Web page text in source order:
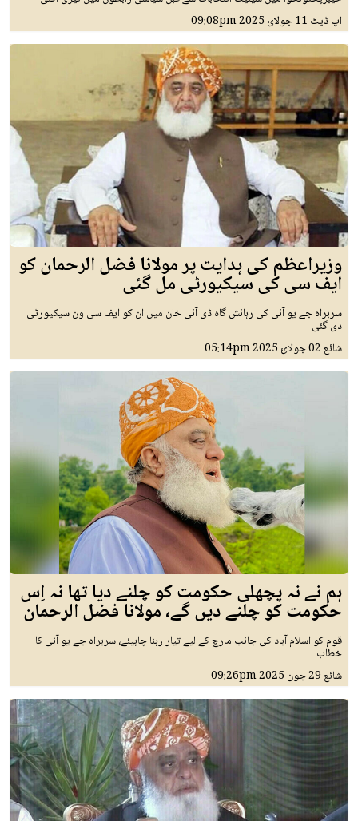
اپ ڈیٹ 11 جولائ 2025 09:08pm
وزیراعظم کی ہدایت پر مولانا فضل الرحمان کو
ایف سی کی سیکیورٹی مل گئی
سربراہ جے یو آئی کی رہائش گاہ ڈی آئی خان میں ان کو ایف سی ون سیکیورٹی
دی گئی
شائع02 جولائ 2025 05:14pm
ہم نے نہ پچھلی حکومت کو چلنے دیا تھا نہ اِس
حکومت کو چلنے دیں گے، مولانا فضل الرحمان
قوم کو اسلام آباد کی جانب مارچ کے لیے تیار رہنا چاہیئے، سربراہ جے یو آئی کا
خطاب
شائع29 جون 2025 09:26pm